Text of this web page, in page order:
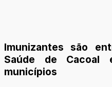
Imunizantes são
Saúde de Cacoal
municípios